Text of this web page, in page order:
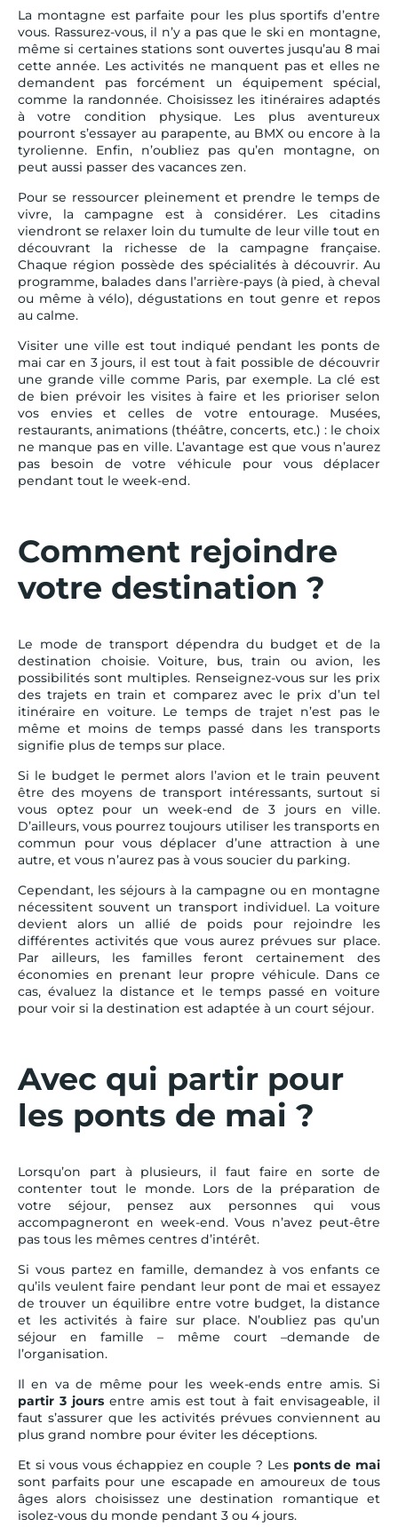
La montagne est parfaite pour les plus sportifs d’entre
vous. Rassurez-vous, il n’y a pas que le ski en montagne,
même si certaines stations sont ouvertes jusqu’au 8 mai
cette année. Les activités ne manquent pas et elles ne
demandent pas forcément un équipement spécial,
comme la randonnée. Choisissez les itinéraires adaptés
à votre condition physique. Les plus aventureux
pourront s’essayer au parapente, au BMX ou encore à la
tyrolienne. Enfin, n’oubliez pas qu’en montagne, on
peut aussi passer des vacances zen.
Pour se ressourcer pleinement et prendre le temps de
vivre, la campagne est à considérer. Les citadins
viendront se relaxer loin du tumulte de leur ville tout en
découvrant la richesse de la campagne française.
Chaque région possède des spécialités à découvrir. Au
programme, balades dans l’arrière-pays (à pied, à cheval
ou même à vélo), dégustations en tout genre et repos
au calme.
Visiter une ville est tout indiqué pendant les ponts de
mai car en 3 jours, il est tout à fait possible de découvrir
une grande ville comme Paris, par exemple. La clé est
de bien prévoir les visites à faire et les prioriser selon
vos envies et celles de votre entourage. Musées,
restaurants, animations (théâtre, concerts, etc.) : le choix
ne manque pas en ville. L’avantage est que vous n’aurez
pas besoin de votre véhicule pour vous déplacer
pendant tout le week-end.
Comment rejoindre
votre destination ?
Le mode de transport dépendra du budget et de la
destination choisie. Voiture, bus, train ou avion, les
possibilités sont multiples. Renseignez-vous sur les prix
des trajets en train et comparez avec le prix d’un tel
itinéraire en voiture. Le temps de trajet n’est pas le
même et moins de temps passé dans les transports
signifie plus de temps sur place.
Si le budget le permet alors l’avion et le train peuvent
être des moyens de transport intéressants, surtout si
vous optez pour un week-end de 3 jours en ville.
D’ailleurs, vous pourrez toujours utiliser les transports en
commun pour vous déplacer d’une attraction à une
autre, et vous n’aurez pas à vous soucier du parking.
Cependant, les séjours à la campagne ou en montagne
nécessitent souvent un transport individuel. La voiture
devient alors un allié de poids pour rejoindre les
différentes activités que vous aurez prévues sur place.
Par ailleurs, les familles feront certainement des
économies en prenant leur propre véhicule. Dans ce
cas, évaluez la distance et le temps passé en voiture
pour voir si la destination est adaptée à un court séjour.
Avec qui partir pour
les ponts de mai ?
Lorsqu’on part à plusieurs, il faut faire en sorte de
contenter tout le monde. Lors de la préparation de
votre séjour, pensez aux personnes qui vous
accompagneront en week-end. Vous n’avez peut-être
pas tous les mêmes centres d’intérêt.
Si vous partez en famille, demandez à vos enfants ce
qu’ils veulent faire pendant leur pont de mai et essayez
de trouver un équilibre entre votre budget, la distance
et les activités à faire sur place. N’oubliez pas qu’un
séjour en famille – même court –demande de
l’organisation.
Il en va de même pour les week-ends entre amis. Si
partir 3 joursentre amis est tout à fait envisageable, il
faut s’assurer que les activités prévues conviennent au
plus grand nombre pour éviter les déceptions.
Et si vous vous échappiez en couple ? Les ponts de mai
sont parfaits pour une escapade en amoureux de tous
âges alors choisissez une destination romantique et
isolez-vous du monde pendant 3 ou 4 jours.